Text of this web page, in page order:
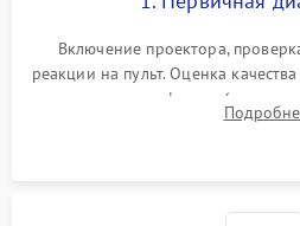
трапеции (Keystone)
Проблемы с
масштабированием
Включение проектора,
реакции на пульт. Оценка
наличия артефактов (точки,
системы охлаждения по